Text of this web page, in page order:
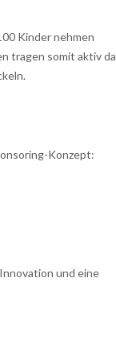
Kinder nehmen
tragen somit aktiv
Konzept:
und eine